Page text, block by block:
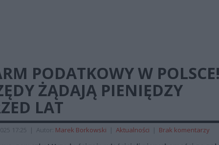
PODATKOWY W
ŻĄDAJĄ PIENIĘDZY
LAT
17:25 | Autor: Marek Borkowski | Aktualności | Brak komentarzy